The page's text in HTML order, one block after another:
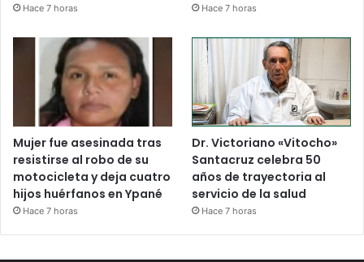
Hace 7 horas Hace 7 horas
Mujer fue asesinada tras
resistirse al robo de su
motocicleta y deja cuatro
hijos huérfanos en Ypané
Hace 7 horas
Dr. Victoriano «Vitocho»
Santacruz celebra 50
años de trayectoria al
servicio de la salud
Hace 7 horas